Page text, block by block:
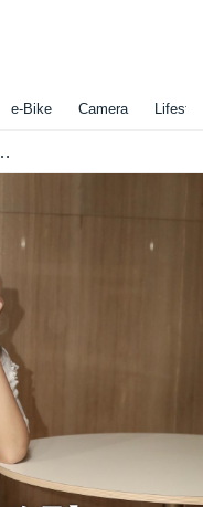
e-Bike Camera
】Passengers vol.14